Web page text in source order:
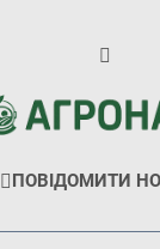
Новини
ПОВІДОМИТИ